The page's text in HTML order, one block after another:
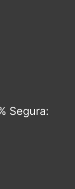
Segura: